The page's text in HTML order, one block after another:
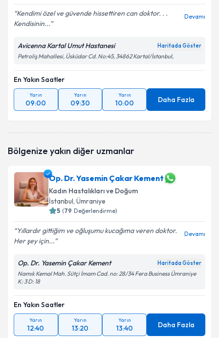
Kendimi özel ve güvende hissettiren can doktor. . .
Kendisinin...
Devamı
Avicenna Kartal Umut Hastanesi Haritada Göster
Petroliş Mahallesi, Üsküdar Cd. No:45, 34862 Kartal/İstanbul,
En Yakın Saatler
Yarın
09:00
Yarın
09:30
Yarın
10:00 Daha Fazla
Bölgenize yakın diğer uzmanlar
Op. Dr. Yasemin Çakar Kement
Kadın Hastalıkları ve Doğum
İstanbul, Ümraniye
5 (79 Değerlendirme)
Yıllardır gittiğim ve oğluşumu kucağıma veren doktor.
Her şey için...
Devamı
Op. Dr. Yasemin Çakar Kement Haritada Göster
Namık Kemal Mah. Sütçi İmam Cad. no: 28/34 Fera Business Ümraniye
K: 3 D: 18
En Yakın Saatler
Yarın
12:40
Yarın
13:20
Yarın
13:40 Daha Fazla